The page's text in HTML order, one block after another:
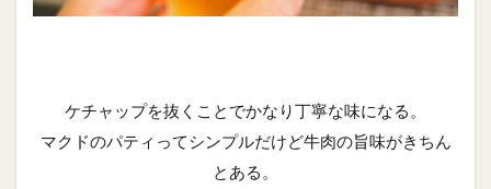
ケチャップを抜くことでかなり丁寧な味になる。
マクドのパティってシンプルだけど牛肉の旨味がきちん
とある。